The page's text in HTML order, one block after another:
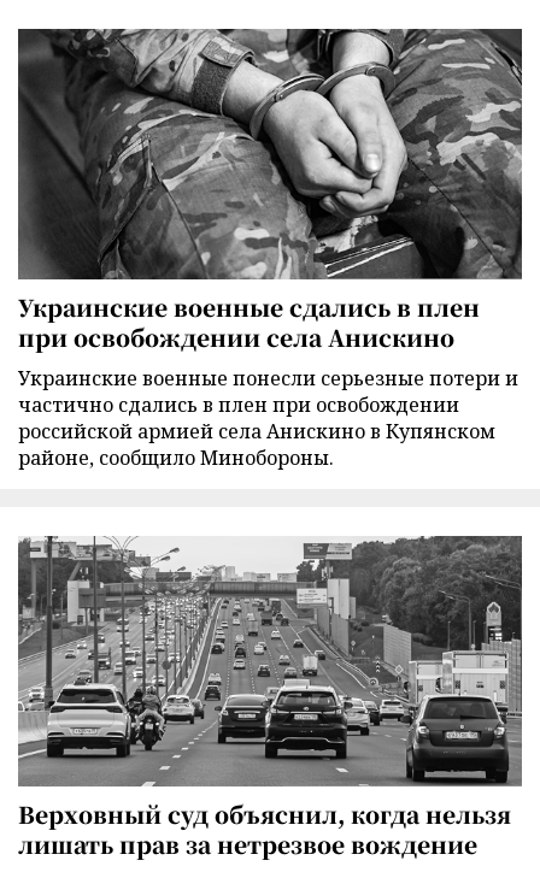
Украинские военные сдались в плен
при освобождении села Анискино
Украинские военные понесли серьезные потери и
частично сдались в плен при освобождении
российской армией села Анискино в Купянском
районе, сообщило Минобороны.
Верховный суд объяснил, когда нельзя
лишать прав за нетрезвое вождение